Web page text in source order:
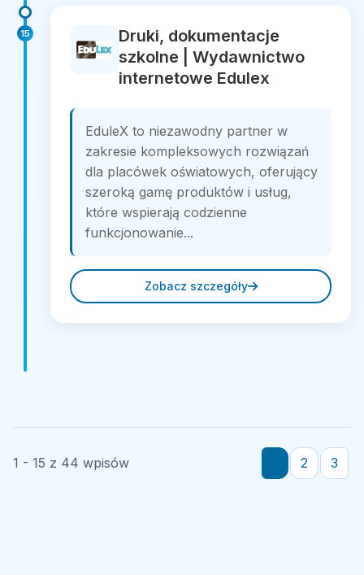
15
Druki, dokumentacje
szkolne | Wydawnictwo
internetowe Edulex
EduleX to niezawodny partner w
zakresie kompleksowych rozwiązań
dla placówek oświatowych, oferujący
szeroką gamę produktów i usług,
które wspierają codzienne
funkcjonowanie...
Zobacz szczegóły
1 - 15 z 44 wpisów 2 3